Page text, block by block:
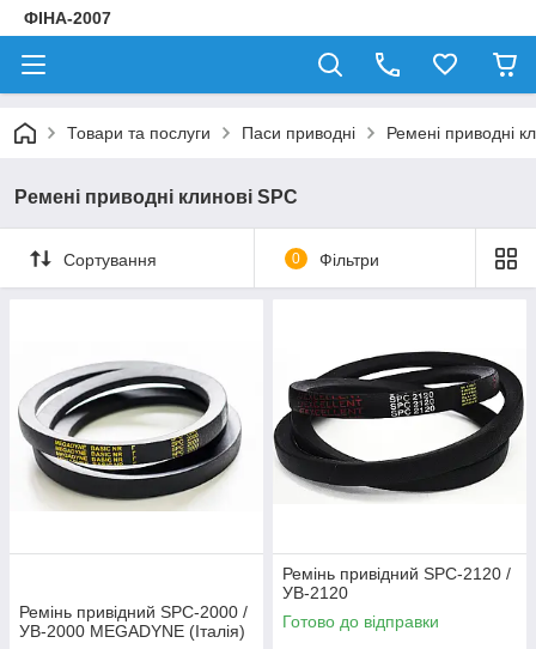
ФІНА-2007
Товари та послуги Паси приводні Ремені приводні
Ремені приводні клинові SPC
Сортування 0 Фільтри
Ремінь привідний SPC-2000 /
УВ-2000 MEGADYNE (Італія)
Ремінь привідний SPC-2120 /
УВ-2120
Готово до відправки